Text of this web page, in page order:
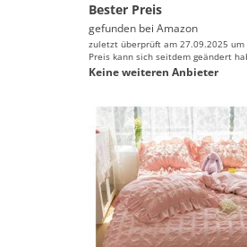
Bester Preis
gefunden bei Amazon
zuletzt überprüft am 27.09.2025 um
Preis kann sich seitdem geändert
Keine weiteren Anbieter